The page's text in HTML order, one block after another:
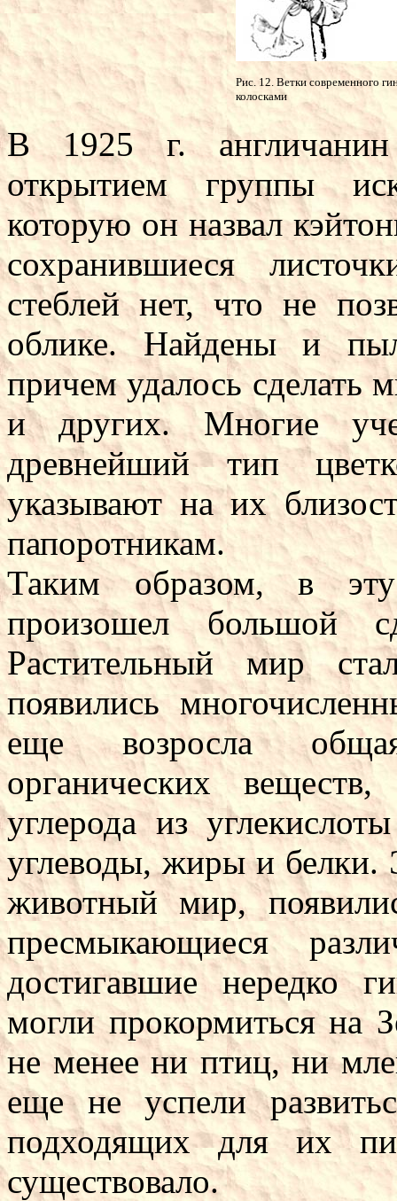
Рис. 12. Ветки современного
колосками
В 1925 г.
открытием группы
которую он назвал
сохранившиеся
стеблей нет, что не
облике. Найдены и
причем удалось сделать
и других. Многие
древнейший тип
указывают на их
папоротникам.
Таким образом, в
произошел большой
Растительный мир
появились
еще возросла
органических
углерода из
углеводы, жиры и белки.
животный мир,
пресмыкающиеся
достигавшие нередко
могли прокормиться на
не менее ни птиц, ни
еще не успели
подходящих для их
существовало.